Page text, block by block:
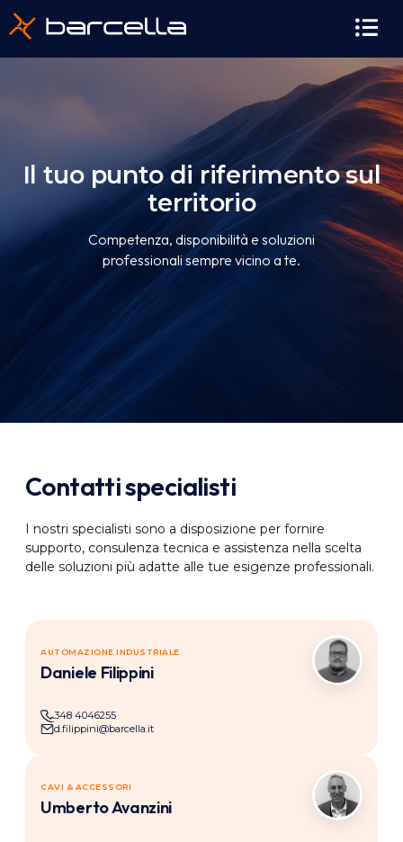
contenuto
Il tuo punto di riferimento sul
territorio
Competenza, disponibilità e soluzioni
professionali sempre vicino a te.
Contatti specialisti
I nostri specialisti sono a disposizione per fornire
supporto, consulenza tecnica e assistenza nella scelta
delle soluzioni più adatte alle tue esigenze professionali.
AUTOMAZIONE INDUSTRIALE
Daniele Filippini
348 4046255
d.filippini@barcella.it
DF
CAVI & ACCESSORI
Umberto Avanzini
UA